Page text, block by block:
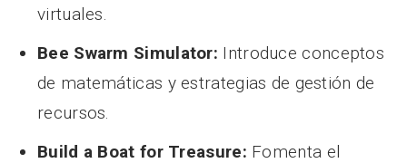
virtuales.
Bee Swarm Simulator: Introduce conceptos
de matemáticas y estrategias de gestión de
recursos.
Build a Boat for Treasure: Fomenta el